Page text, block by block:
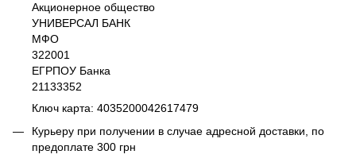
Акционерное общество
УНИВЕРСАЛ БАНК
МФО
322001
ЕГРПОУ Банка
21133352
Ключ карта: 4035200042617479
Курьеру при получении в случае адресной доставки, по
предоплате 300 грн